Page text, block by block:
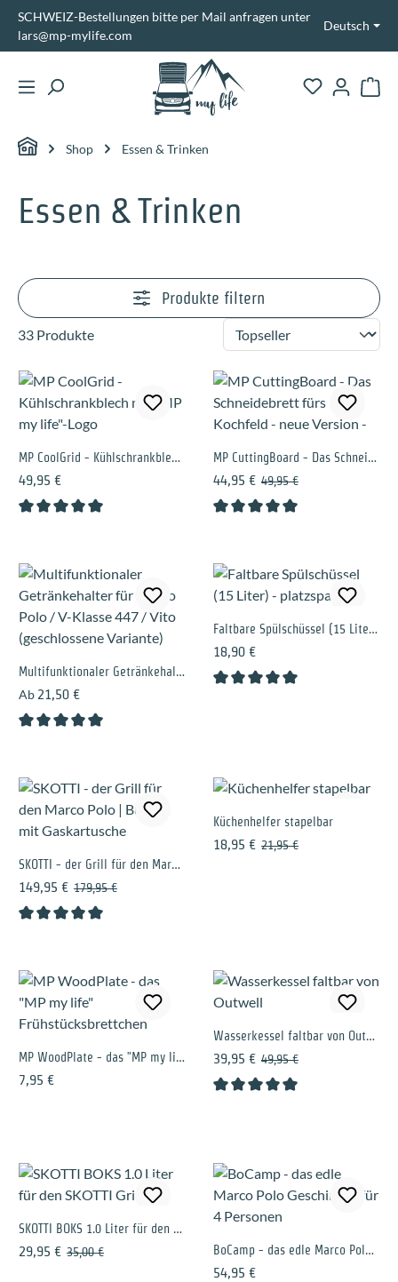
springen
SCHWEIZ-Bestellungen bitte per Mail anfragen unter
lars@mp-mylife.com
Deutsch
Shop Essen & Trinken
Essen & Trinken
Produkte filtern
33 Produkte
MP CoolGrid - Kühlschrankblech mit "MP my life"-Logo
Regulärer Preis:
49,95 €
MP CuttingBoard - Das Schneidebrett fürs Kochfeld - neue Version -
Verkaufspreis:
44,95 € Regulärer Preis:
49,95 €
Multifunktionaler Getränkehalter für Marco Polo / V-Klasse 447 / Vito (geschlossene Variante)
Regulärer Preis:
Ab 21,50 €
Faltbare Spülschüssel (15 Liter) - platzsparend
Regulärer Preis:
18,90 €
SKOTTI - der Grill für den Marco Polo | Bundle mit Gaskartusche
Verkaufspreis:
149,95 € Regulärer Preis:
179,95 €
Küchenhelfer stapelbar
Verkaufspreis:
18,95 € Regulärer Preis:
21,95 €
MP WoodPlate - das "MP my life" Frühstücksbrettchen
Regulärer Preis:
7,95 €
Wasserkessel faltbar von Outwell
Verkaufspreis:
39,95 € Regulärer Preis:
49,95 €
SKOTTI BOKS 1.0 Liter für den SKOTTI Grill
Verkaufspreis:
29,95 € Regulärer Preis:
35,00 € BoCamp - das edle Marco Polo Geschirrset für 4 Personen
Regulärer Preis:
54,95 €